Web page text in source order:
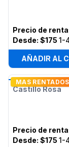
Precio de renta
Desde: $175 1-
AÑADIR AL
MAS RENTADOS
Castillo Rosa
Precio de renta
Desde: $175 1-